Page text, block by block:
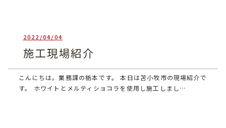
2022/04/04
施工現場紹介
こんにちは。業務課の栃本です。 本日は苫小牧市の現場紹介で
す。 ホワイトとメルティショコラを使用し施工しまし…